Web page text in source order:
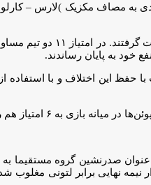
ملی‌پوشان کشورمان ست اول
بر ۶ به نفع ایران پایان یابد.
شد و به عنوان صدرنشین